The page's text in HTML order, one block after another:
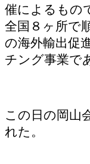
催によるもの
全国８ヶ所で
の海外輸出促
チング事業で
この日の岡山
れた。